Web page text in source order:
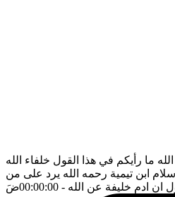
ما رأيكم في هذا القول خلفاء الله
ابن تيمية رحمه الله يرد على من
ان ادم خليفة عن الله - 00:00:00 ضَ